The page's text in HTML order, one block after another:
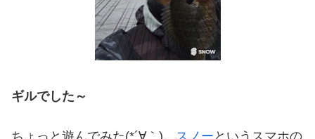
ギルでした～
ちょっと遊んでみた(*´∀｀)。 スノー というスマホの